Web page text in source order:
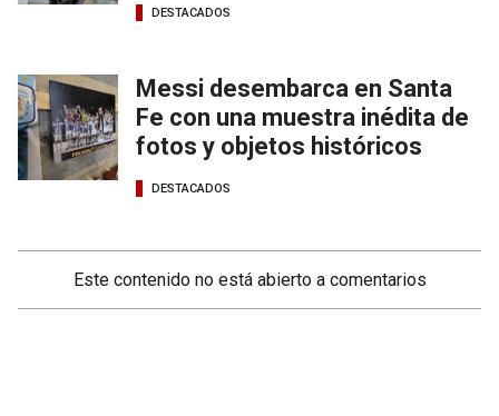
DESTACADOS
Messi desembarca en Santa
Fe con una muestra inédita de
fotos y objetos históricos
DESTACADOS
Este contenido no está abierto a comentarios